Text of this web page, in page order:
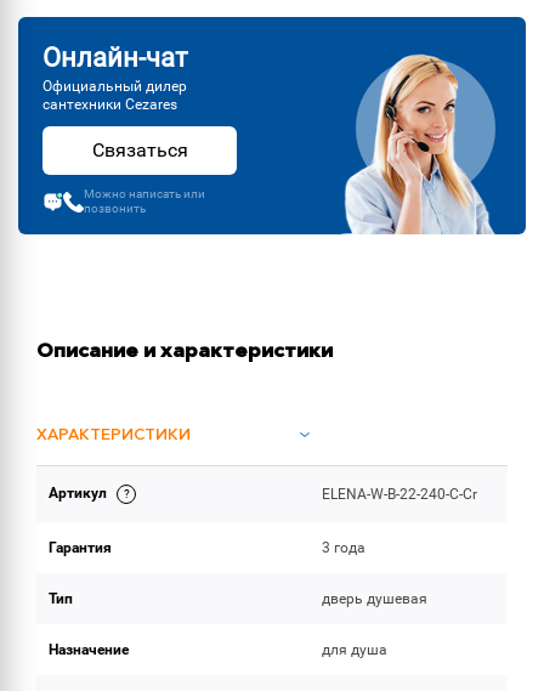
Онлайн-чат
Официальный дилер
сантехники Cezares
Связаться
Можно написать или
позвонить
Описание и характеристики
ХАРАКТЕРИСТИКИ
ОБЪЕМ ПОСТАВКИ
Артикул ELENA-W-B-22-240-C-Cr
Гарантия 3 года
Тип дверь душевая
Назначение для душа